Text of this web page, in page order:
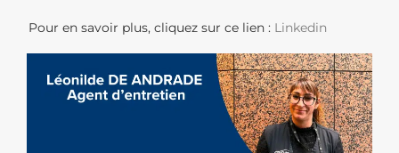
Pour en savoir plus, cliquez sur ce lien : Linkedin